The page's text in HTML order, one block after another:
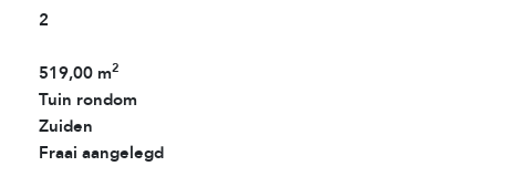
2
519,00 m2
Tuin rondom
Zuiden
Fraai aangelegd